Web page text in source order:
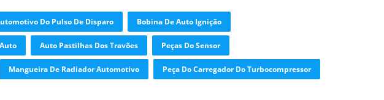
Do Pulso De Disparo Bobina De Auto Ignição
Auto Pastilhas Dos Travões Peças Do Sensor
Mangueira De Radiador Automotivo Peça Do Carregador Do Turbocompressor